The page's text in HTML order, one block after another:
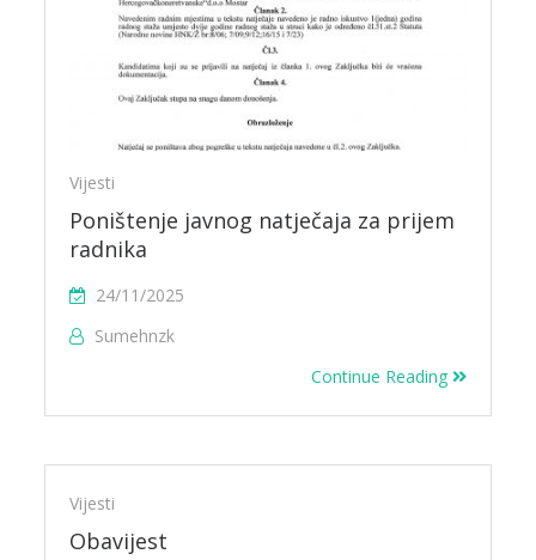
Vijesti
Poništenje javnog natječaja za prijem
radnika
24/11/2025
Sumehnzk
Continue Reading
Vijesti
Obavijest